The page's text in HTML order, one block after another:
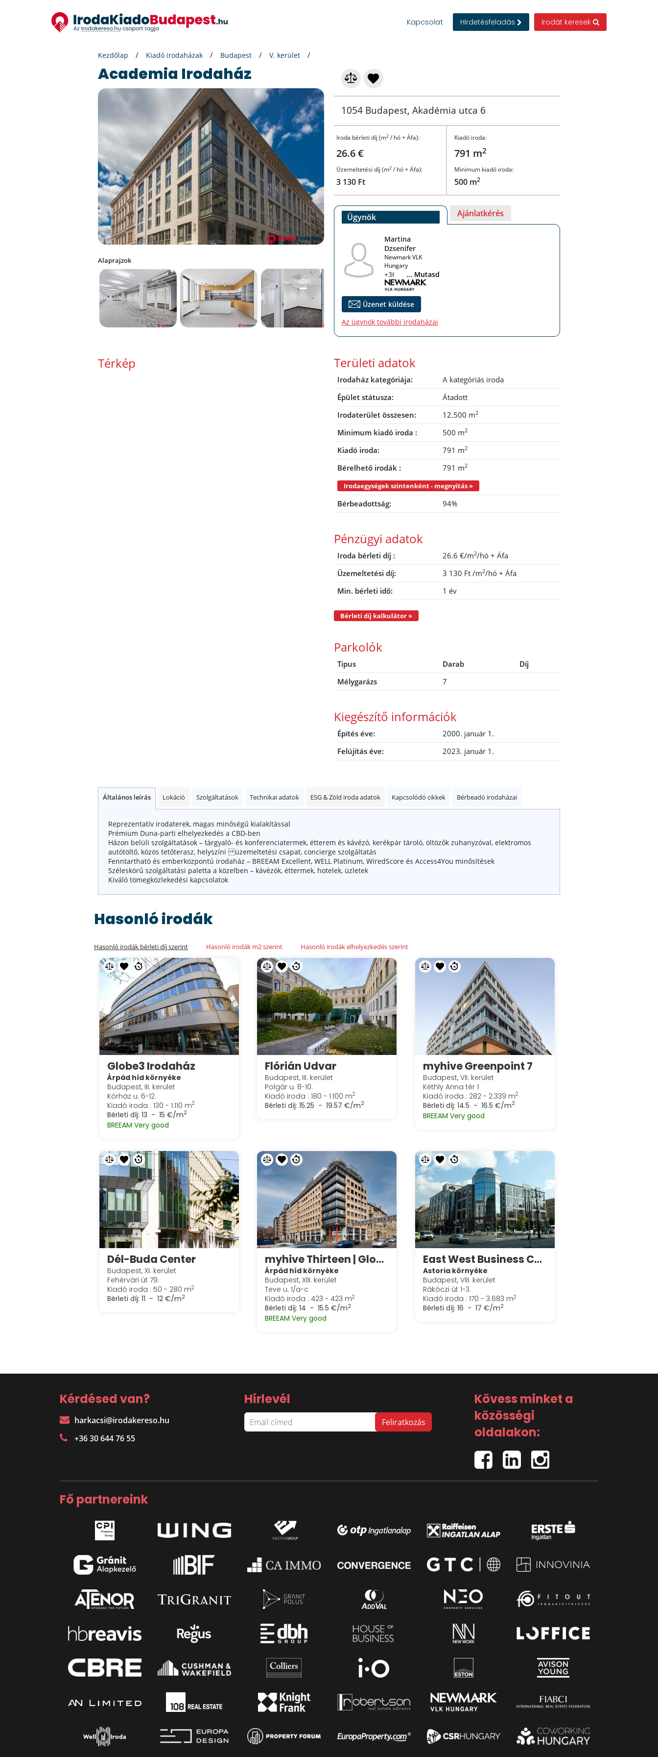
Kapcsolat Hirdetésfeladás Irodát keresek
Kezdőlap Kiadó irodaházak Budapest V. kerület
Academia Irodaház
Alaprajzok
Térkép
1054 Budapest, Akadémia utca 6
Iroda bérleti díj (m2 / hó + Áfa):
26.6 €
Üzemeltetési díj (m2 / hó + Áfa):
3 130 Ft
Kiadó iroda:
791 m2
Minimum kiadó iroda:
500 m2
Ügynök Ajánlatkérés
Martina
Dzsenifer
Newmark VLK
Hungary
+36 30 019 8056
... Mutasd
Üzenet küldése
Az ügynök további irodaházai
Területi adatok
Irodaház kategóriája:
A kategóriás iroda
Épület státusza:
Átadott
Irodaterület összesen:
12.500 m2
Minimum kiadó iroda : 500 m2
Kiadó iroda: 791 m2
Bérelhető irodák : 791 m2
Irodaegységek szintenként - megnyitás »
Bérbeadottság: 94%
Pénzügyi adatok
Iroda bérleti díj : 26.6 €/m2/hó + Áfa
Üzemeltetési díj:
3 130 Ft /m2/hó + Áfa
Min. bérleti idő:
1 év
Bérleti díj kalkulátor »
Parkolók
Tipus Darab
Díj
Mélygarázs
7
Kiegészítő információk
Építés éve:
2000. január 1.
Felújítás éve:
2023. január 1.
Általános leírás Lokáció Szolgáltatások Technikai adatok ESG & Zöld iroda adatok Kapcsolódó cikkek Bérbeadó irodaházai
Reprezentatív irodaterek, magas minőségű kialakítással
Prémium Duna-parti elhelyezkedés a CBD-ben
Házon belüli szolgáltatások – tárgyaló- és konferenciatermek, étterem és kávézó, kerékpár tároló, öltözők zuhanyzóval, elektromos
autótöltő, közös tetőterasz, helyszíni üzemeltetési csapat, concierge szolgáltatás
Fenntartható és emberközpontú irodaház – BREEAM Excellent, WELL Platinum, WiredScore és Access4You minősítések
Széleskörű szolgáltatási paletta a közelben – kávézók, éttermek, hotelek, üzletek
Kiváló tömegközlekedési kapcsolatok
Hasonló irodák
Hasonló irodák bérleti díj szerint Hasonló irodák m2 szerint Hasonló irodák elhelyezkedés szerint
Globe3 Irodaház
Árpád híd környéke
Budapest, III. kerület
Kórház u. 6-12.
Kiadó iroda : 130 - 1.110 m2
Bérleti díj: 13 - 15 €/m2
BREEAM Very good
Flórián Udvar
Budapest, III. kerület
Polgár u. 8-10.
Kiadó iroda : 180 - 1.100 m2
Bérleti díj: 15.25 - 19.57 €/m2
myhive Greenpoint 7
Budapest, VII. kerület
Kéthly Anna tér 1
Kiadó iroda : 282 - 2.339 m2
Bérleti díj: 14.5 - 16.5 €/m2
BREEAM Very good
Dél-Buda Center
Budapest, XI. kerület
Fehérvári út 79.
Kiadó iroda : 50 - 280 m2
Bérleti díj: 11 - 12 €/m2
myhive Thirteen | Globe
Árpád híd környéke
Budapest, XIII. kerület
Teve u. 1/a-c
Kiadó iroda : 423 - 423 m2
Bérleti díj: 14 - 15.5 €/m2
BREEAM Very good
East West Business Center
Astoria környéke
Budapest, VIII. kerület
Rákóczi út 1-3.
Kiadó iroda : 170 - 3.683 m2
Bérleti díj: 16 - 17 €/m2
Kérdésed van?
harkacsi@irodakereso.hu
+36 30 644 76 55
Hírlevél
Kövess minket a
közösségi
oldalakon:
Fő partnereink